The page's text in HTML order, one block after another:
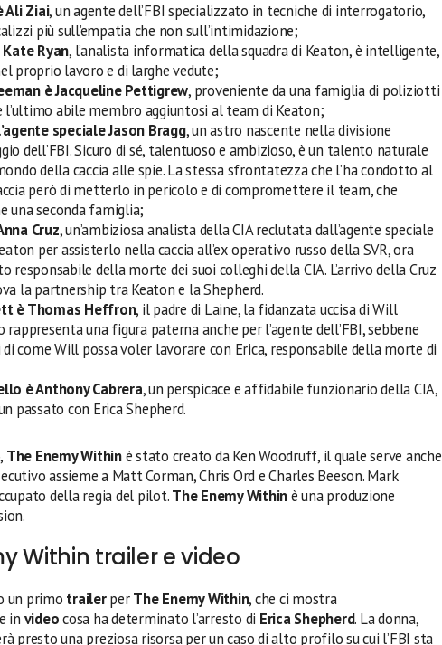
Ali Ziai, un agente dell’FBI specializzato in tecniche di interrogatorio,
più sull’empatia che non sull’intimidazione;
Ryan, l’analista informatica della squadra di Keaton, è intelligente,
proprio lavoro e di larghe vedute;
è Jacqueline Pettigrew, proveniente da una famiglia di poliziotti
l’ultimo abile membro aggiuntosi al team di Keaton;
speciale Jason Bragg, un astro nascente nella divisione
dell’FBI. Sicuro di sé, talentuoso e ambizioso, è un talento naturale
della caccia alle spie. La stessa sfrontatezza che l’ha condotto al
però di metterlo in pericolo e di compromettere il team, che
una seconda famiglia;
Cruz, un’ambiziosa analista della CIA reclutata dall’agente speciale
per assisterlo nella caccia all’ex operativo russo della SVR, ora
responsabile della morte dei suoi colleghi della CIA. L’arrivo della Cruz
la partnership tra Keaton e la Shepherd.
è Thomas Heffron, il padre di Laine, la fidanzata uccisa di Will
rappresenta una figura paterna anche per l’agente dell’FBI, sebbene
come Will possa voler lavorare con Erica, responsabile della morte di
è Anthony Cabrera, un perspicace e affidabile funzionario della CIA,
passato con Erica Shepherd.
The Enemy Withinè stato creato da Ken Woodruff, il quale serve anche
assieme a Matt Corman, Chris Ord e Charles Beeson. Mark
della regia del pilot.The Enemy Withinè una produzione
Within trailer e video
un primo trailerperThe Enemy Within, che ci mostra
in videocosa ha determinato l’arresto di Erica Shepherd. La donna,
presto una preziosa risorsa per un caso di alto profilo su cui l’FBI sta